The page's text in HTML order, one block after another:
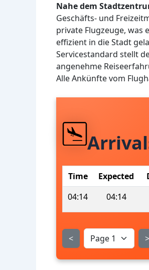
Nahe dem
Geschäfts- und
private Flugzeuge, was
effizient in die Stadt
Servicestandard stellt
angenehme
Alle Ankünfte vom
Time Expected
04:14
04:14
< >